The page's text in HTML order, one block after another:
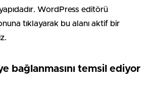
WordPress editörü
tıklayarak bu alanı aktif bir
bağlanmasını temsil ediyor